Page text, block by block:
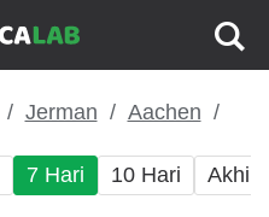
Jerman Aachen
7 Hari 10 Hari Akhir